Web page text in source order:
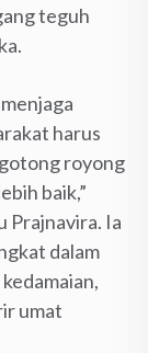
teguh
harus
royong
baik,”
Prajnavira. Ia
dalam
umat